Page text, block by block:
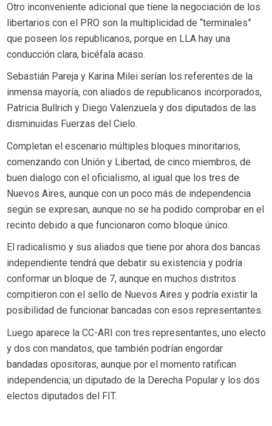
Otro inconveniente adicional que tiene la negociación de los
libertarios con el PRO son la multiplicidad de “terminales”
que poseen los republicanos, porque en LLA hay una
conducción clara, bicéfala acaso.
Sebastián Pareja y Karina Milei serían los referentes de la
inmensa mayoría, con aliados de republicanos incorporados,
Patricia Bullrich y Diego Valenzuela y dos diputados de las
disminuidas Fuerzas del Cielo.
Completan el escenario múltiples bloques minoritarios,
comenzando con Unión y Libertad, de cinco miembros, de
buen dialogo con el oficialismo, al igual que los tres de
Nuevos Aires, aunque con un poco más de independencia
según se expresan, aunque no se ha podido comprobar en el
recinto debido a que funcionaron como bloque único.
El radicalismo y sus aliados que tiene por ahora dos bancas
independiente tendrá que debatir su existencia y podría
conformar un bloque de 7, aunque en muchos distritos
compitieron con el sello de Nuevos Aires y podría existir la
posibilidad de funcionar bancadas con esos representantes.
Luego aparece la CC-ARI con tres representantes, uno electo
y dos con mandatos, que también podrían engordar
bandadas opositoras, aunque por el momento ratifican
independencia; un diputado de la Derecha Popular y los dos
electos diputados del FIT.